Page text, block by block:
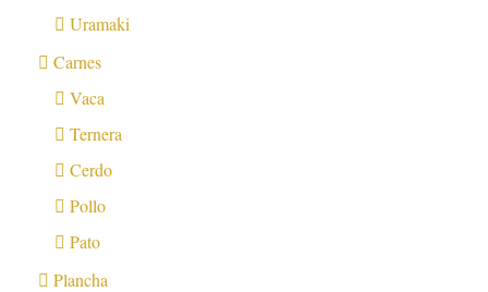
Uramaki
Carnes
Vaca
Ternera
Cerdo
Pollo
Pato
Plancha